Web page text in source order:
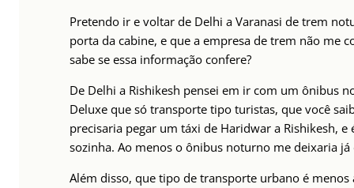
Pretendo ir e voltar de Delhi a Varanasi de trem
porta da cabine, e que a empresa de trem não me
sabe se essa informação confere?
De Delhi a Rishikesh pensei em ir com um ônibus
Deluxe que só transporte tipo turistas, que você
precisaria pegar um táxi de Haridwar a Rishikesh,
sozinha. Ao menos o ônibus noturno me deixaria já
Além disso, que tipo de transporte urbano é